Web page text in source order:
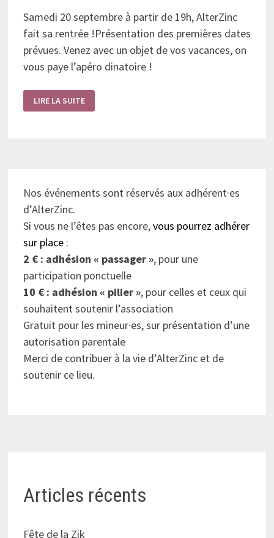
Samedi 20 septembre à partir de 19h, AlterZinc
fait sa rentrée !Présentation des premières dates
prévues. Venez avec un objet de vos vacances, on
vous paye l’apéro dinatoire !
LA
RENTRÉE
LIRE LA SUITE
Nos événements sont réservés aux adhérent·es
d’AlterZinc.
Si vous ne l’êtes pas encore,vous pourrez adhérer
sur place:
2 € : adhésion « passager », pour une
participation ponctuelle
10 € : adhésion « pilier », pour celles et ceux qui
souhaitent soutenir l’association
Gratuit pour les mineur·es, sur présentation d’une
autorisation parentale
Merci de contribuer à la vie d’AlterZinc et de
soutenir ce lieu.
Articles récents
Fête de la Zik